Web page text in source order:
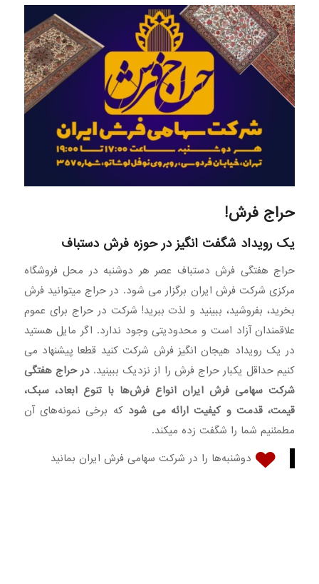
حراج فرش!
یک رویداد شگفت انگیز در حوزه فرش دستباف
حراج هفتگی فرش دستباف عصر هر دوشنبه در محل فروشگاه
مرکزی شرکت فرش ایران برگزار می شود. در حراج میتوانید فرش
بخرید، بفروشید، ببینید و لذت ببرید! شرکت در حراج برای عموم
علاقمندان آزاد است و محدودیتی وجود ندارد. اگر مایل هستید
در یک رویداد هیجان انگیز فرش شرکت کنید قطعا پیشنهاد می
کنیم حداقل یکبار حراج فرش را از نزدیک ببینید.در حراج هفتگی
شرکت سهامی فرش ایران انواع فرش‌ها با تنوع ابعاد، سبک،
قیمت، قدمت و کیفیت ارائه می شود که برخی نمونه‌های آن
مطمئنیم شما را شگفت زده میکند.
دوشنبه‌ها را در شرکت سهامی فرش ایران بمانید